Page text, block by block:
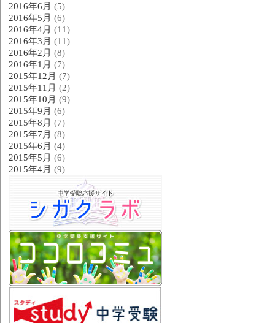
2016年6月 (5)
2016年5月 (6)
2016年4月 (11)
2016年3月 (11)
2016年2月 (8)
2016年1月 (7)
2015年12月 (7)
2015年11月 (2)
2015年10月 (9)
2015年9月 (6)
2015年8月 (7)
2015年7月 (8)
2015年6月 (4)
2015年5月 (6)
2015年4月 (9)